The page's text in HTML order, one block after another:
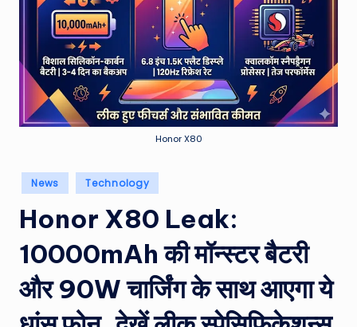
t
er
T
e
c
h
&
M
Honor X80
Posted
in
News Technology
Honor X80 Leak:
10000mAh की मॉन्स्टर बैटरी
और 90W चार्जिंग के साथ आएगा ये